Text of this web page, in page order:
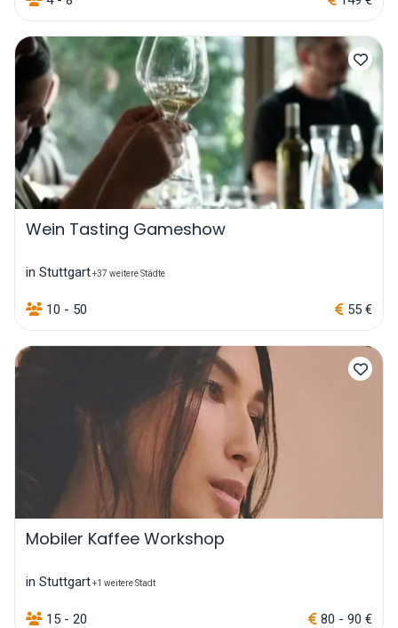
Wein Tasting Gameshow
in Stuttgart+37 weitere Städte
10 - 50 55 €
Mobiler Kaffee Workshop
in Stuttgart+1 weitere Stadt
15 - 20 80 - 90 €